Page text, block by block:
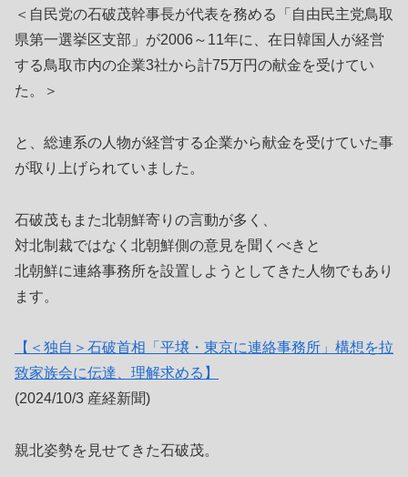
＜自民党の石破茂幹事長が代表を務める「自由民主党鳥取
県第一選挙区支部」が2006～11年に、在日韓国人が経営
する鳥取市内の企業3社から計75万円の献金を受けてい
た。＞
と、総連系の人物が経営する企業から献金を受けていた事
が取り上げられていました。
石破茂もまた北朝鮮寄りの言動が多く、
対北制裁ではなく北朝鮮側の意見を聞くべきと
北朝鮮に連絡事務所を設置しようとしてきた人物でもあり
ます。
【＜独自＞石破首相「平壌・東京に連絡事務所」構想を拉
致家族会に伝達、理解求める】
(2024/10/3 産経新聞)
親北姿勢を見せてきた石破茂。